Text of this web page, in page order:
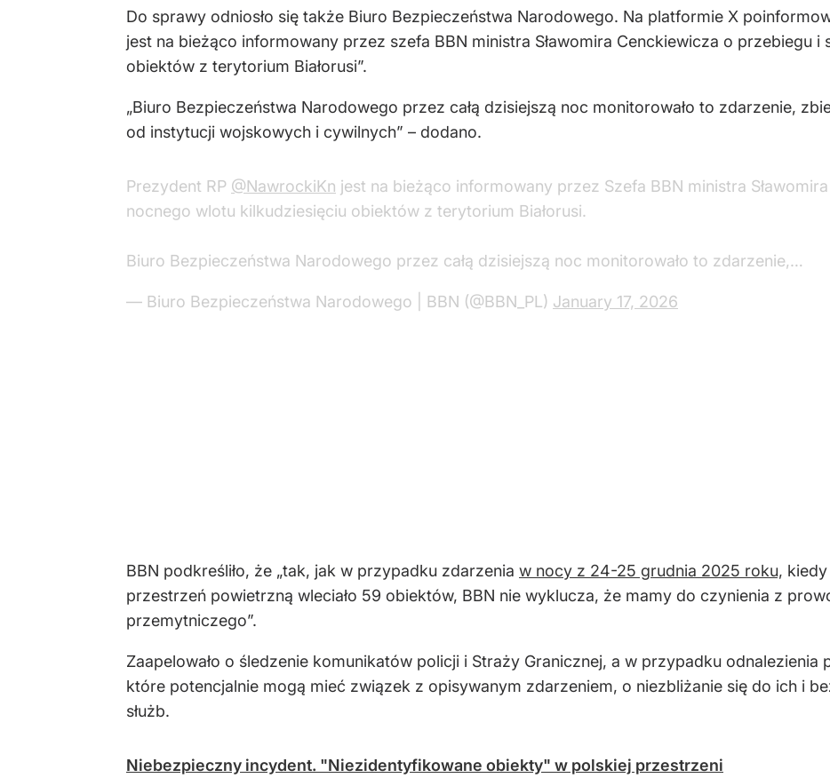
Do sprawy odniosło się także Biuro Bezpieczeństwa Narodowego. Na platformie X
jest na bieżąco informowany przez szefa BBN ministra Sławomira Cenckiewicza o przebiegu
obiektów z terytorium Białorusi”.
„Biuro Bezpieczeństwa Narodowego przez całą dzisiejszą noc monitorowało to zdarzenie,
od instytucji wojskowych i cywilnych” – dodano.
Prezydent RP @NawrockiKn jest na bieżąco informowany przez Szefa BBN ministra Sławomira
nocnego wlotu kilkudziesięciu obiektów z terytorium Białorusi.
Biuro Bezpieczeństwa Narodowego przez całą dzisiejszą noc monitorowało to zdarzenie,…
— Biuro Bezpieczeństwa Narodowego | BBN (@BBN_PL) January 17, 2026
BBN podkreśliło, że „tak, jak w przypadku zdarzenia w nocy z 24-25 grudnia 2025 roku,
przestrzeń powietrzną wleciało 59 obiektów, BBN nie wyklucza, że mamy do czynienia z
przemytniczego”.
Zaapelowało o śledzenie komunikatów policji i Straży Granicznej, a w przypadku
które potencjalnie mogą mieć związek z opisywanym zdarzeniem, o niezbliżanie się do ich i
służb.
Niebezpieczny incydent. "Niezidentyfikowane obiekty" w polskiej przestrzeni